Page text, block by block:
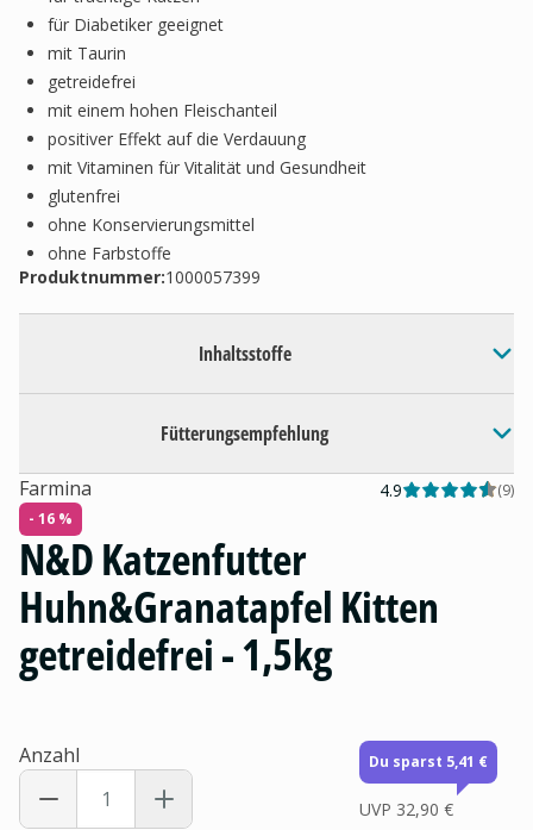
für Diabetiker geeignet
mit Taurin
getreidefrei
mit einem hohen Fleischanteil
positiver Effekt auf die Verdauung
mit Vitaminen für Vitalität und Gesundheit
glutenfrei
ohne Konservierungsmittel
ohne Farbstoffe
Produktnummer:1000057399
Inhaltsstoffe
Fütterungsempfehlung
Farmina 4.9 (9)
- 16 %
N&D Katzenfutter
Huhn&Granatapfel Kitten
getreidefrei - 1,5kg
Anzahl Du sparst 5,41 €
UVP 32,90 €